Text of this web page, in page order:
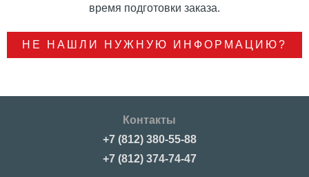
время подготовки заказа.
НЕ НАШЛИ НУЖНУЮ ИНФОРМАЦИЮ?
Контакты
+7 (812) 380-55-88
+7 (812) 374-74-47